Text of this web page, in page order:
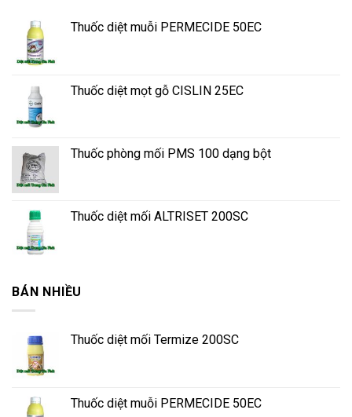
Thuốc diệt muỗi PERMECIDE 50EC
Thuốc diệt mọt gỗ CISLIN 25EC
Thuốc phòng mối PMS 100 dạng bột
Thuốc diệt mối ALTRISET 200SC
BÁN NHIỀU
Thuốc diệt mối Termize 200SC
Thuốc diệt muỗi PERMECIDE 50EC